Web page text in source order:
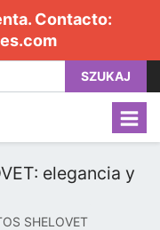
Contacto:
SZUKAJ
elegancia y
SHELOVET